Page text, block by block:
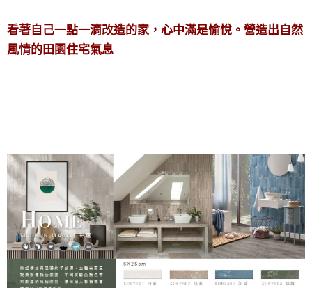
看著自己一點一滴改造的家，心中滿是愉悅。營造出自然
風情的田園住宅氣息